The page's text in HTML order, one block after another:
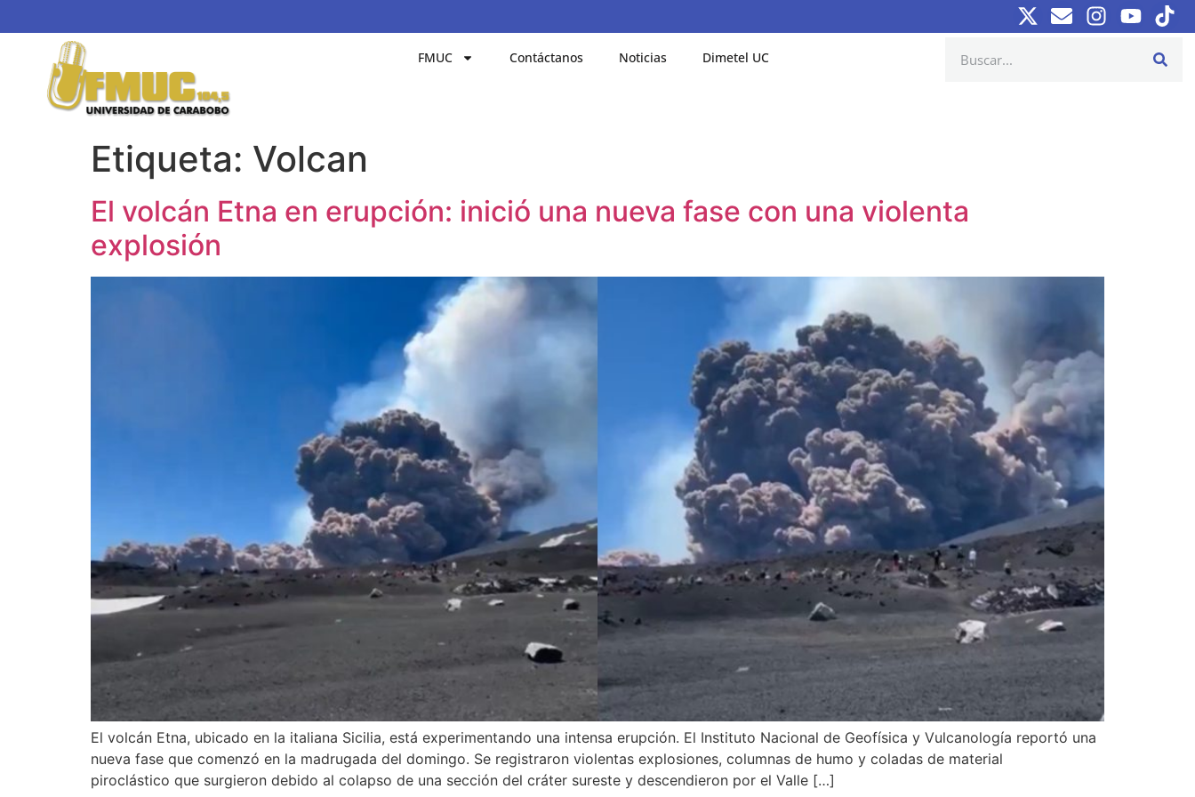
FMUC Contáctanos Noticias Dimetel UC
Etiqueta: Volcan
El volcán Etna en erupción: inició una nueva fase con una violenta
explosión
El volcán Etna, ubicado en la italiana Sicilia, está experimentando una intensa erupción. El Instituto Nacional de Geofísica y Vulcanología reportó una
nueva fase que comenzó en la madrugada del domingo. Se registraron violentas explosiones, columnas de humo y coladas de material
piroclástico que surgieron debido al colapso de una sección del cráter sureste y descendieron por el Valle […]